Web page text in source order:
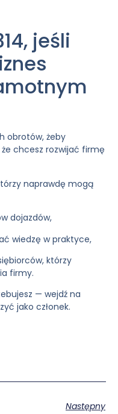
jeśli
obrotów, żeby
chcesz rozwijać firmę
naprawdę mogą
dojazdów,
wiedzę w praktyce,
którzy
firmy.
— wejdź na
jako członek.
Następny